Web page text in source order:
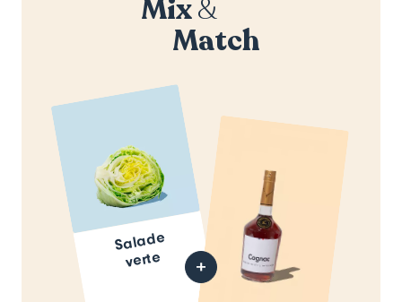
Mix&
Match
Salade
verte